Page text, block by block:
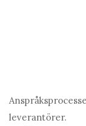
leverantörer.